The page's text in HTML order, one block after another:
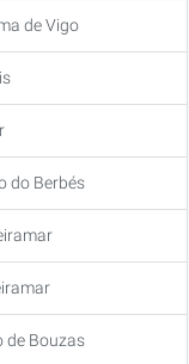
de Vigo
do Berbés
de Bouzas